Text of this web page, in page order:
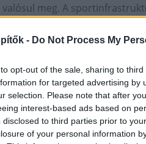
- Do Not Process My
opt-out of the sale, sharing to
for targeted advertising by
selection. Please note that after
interest-based ads based on
disclosed to third parties prior to
of your personal information
meg. A
Verseny utcai telephelye
beszámolójából.
déli végébe a
is kialakítanak.
melyhez kapcsolódóan